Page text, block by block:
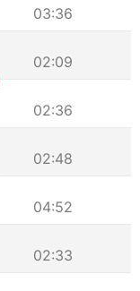
03:36
02:09
02:36
02:48
04:52
02:33